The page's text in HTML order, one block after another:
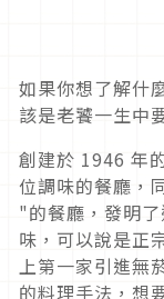
如果你想了解什
該是老饕一生中
創建於 1946 年
位調味的餐廳，
"的餐廳，發明
味，可以說是正
上第一家引進無
的料理手法，想